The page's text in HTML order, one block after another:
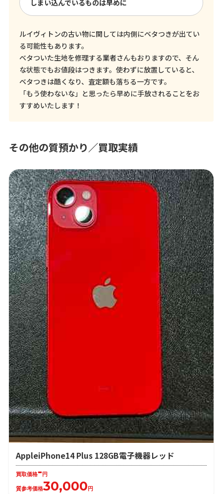
しまい込んでいるものは早めに
ルイヴィトンの古い物に関しては内側にベタつきが出てい
る可能性もあります。
ベタついた生地を修理する業者さんもおりますので、そん
な状態でもお値段はつきます。使わずに放置していると、
ベタつきは酷くなり、査定額も落ちる一方です。
「もう使わないな」と思ったら早めに手放されることをお
すすめいたします！
その他の質預かり／買取実績
AppleiPhone14 Plus 128GB電子機器レッド
買取価格-円
質参考価格30,000円